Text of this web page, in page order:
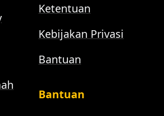
Ketentuan
Kebijakan Privasi
Bantuan
Bantuan